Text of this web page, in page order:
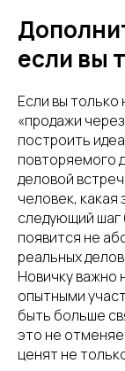
если вы
Если вы
«продажи
построить
повторяемого
деловой
человек, какая
следующий шаг
появится не
реальных
Новичку важно
опытными
быть больше
это не
ценят не